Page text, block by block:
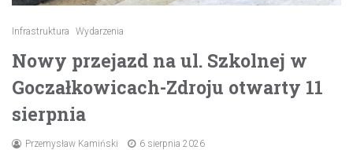
Infrastruktura Wydarzenia
Nowy przejazd na ul. Szkolnej w
Goczałkowicach-Zdroju otwarty 11
sierpnia
Przemysław Kamiński 6 sierpnia 2026